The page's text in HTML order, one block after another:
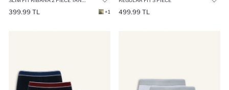
399.99 TL +1 499.99 TL